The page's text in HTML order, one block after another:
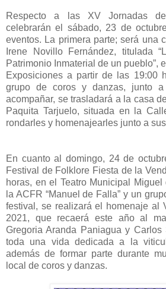
Respecto a las XV Jornadas
celebrarán el sábado, 23 de
eventos. La primera parte; será una
Irene Novillo Fernández, titulada
Patrimonio Inmaterial de un pueblo”,
Exposiciones a partir de las 19:00
grupo de coros y danzas, junto
acompañar, se trasladará a la casa
Paquita Tarjuelo, situada en la
rondarles y homenajearles junto a
En cuanto al domingo, 24 de
Festival de Folklore Fiesta de la
horas, en el Teatro Municipal Miguel
la ACFR “Manuel de Falla” y un
festival, se realizará el homenaje al
2021, que recaerá este año al
Gregoria Aranda Paniagua y Carlos
toda una vida dedicada a la
además de formar parte durante
local de coros y danzas.